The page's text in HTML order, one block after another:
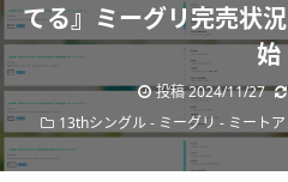
てる』ミーグリ完売状
始
投稿 2024/11/27
13thシングル- ミーグリ - ミート